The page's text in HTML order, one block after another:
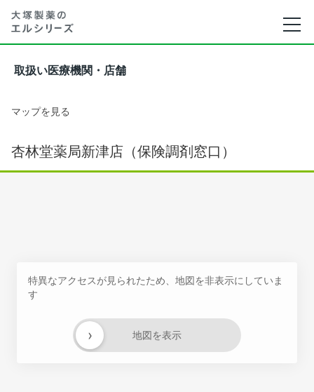
取扱い医療機関・店舗
マップを見る
杏林堂薬局新津店（保険調剤窓口）
特異なアクセスが見られたため、地図を非表示にしていま
す
地図を表示
›